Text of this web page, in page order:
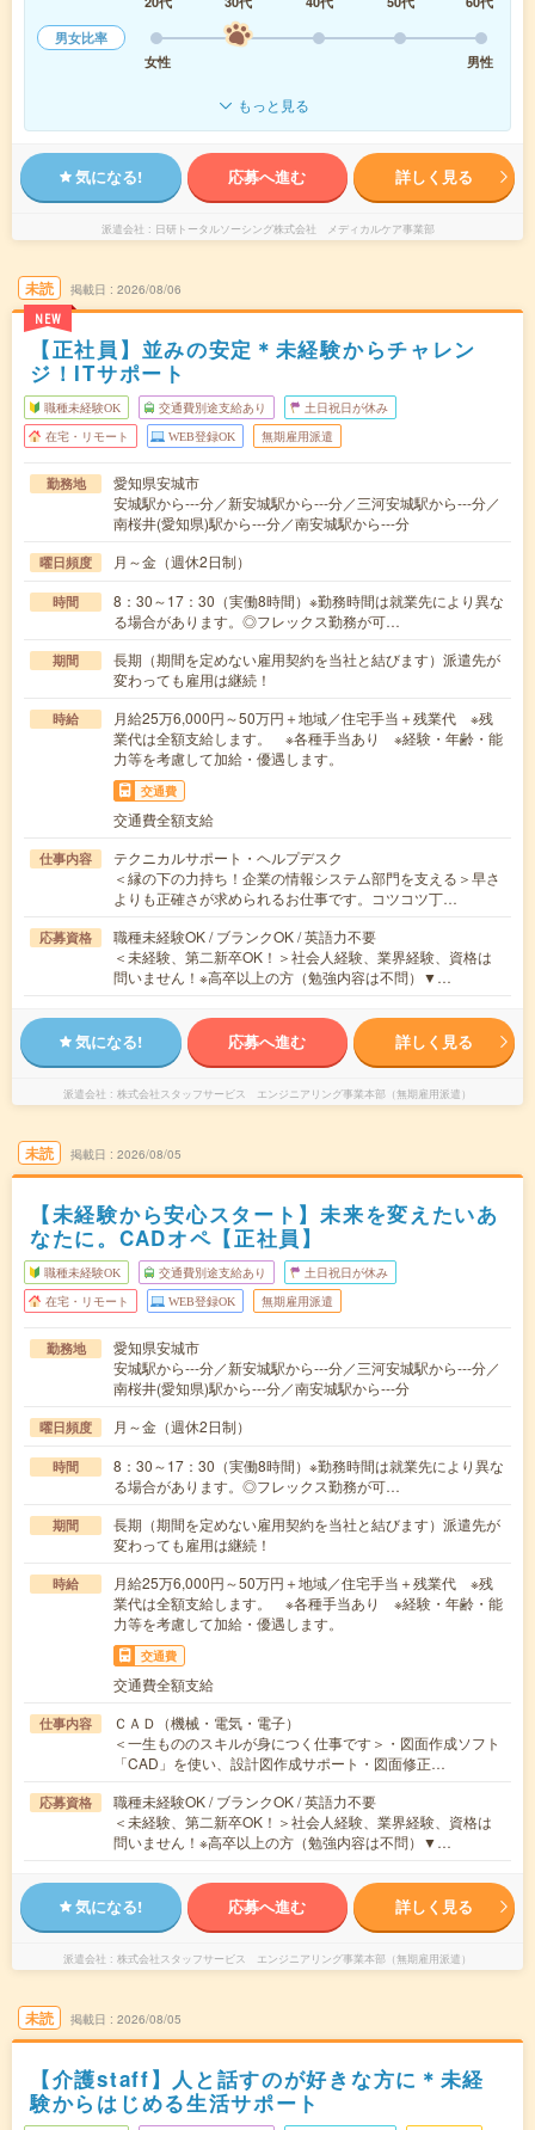
男女比率
女性
男性
もっと見る
気になる! 応募へ進む 詳しく見る
派遣会社 日研トータルソーシング株式会社 メディカルケア事業部
未読
NEW
掲載日 2026/08/06
【正社員】並みの安定＊未経験からチャレン
ジ！ITサポート
職種未経験OK 交通費別途支給あり 土日祝日が休み
在宅・リモート WEB登録OK 無期雇用派遣
勤務地
愛知県安城市
安城駅から---分／新安城駅から---分／三河安城駅から---分／
南桜井(愛知県)駅から---分／南安城駅から---分
曜日頻度 月～金（週休2日制）
時間
8：30～17：30（実働8時間）※勤務時間は就業先により異な
る場合があります。◎フレックス勤務が可…
期間
長期（期間を定めない雇用契約を当社と結びます）派遣先が
変わっても雇用は継続！
時給
月給25万6,000円～50万円＋地域／住宅手当＋残業代 ※残
業代は全額支給します。 ※各種手当あり ※経験・年齢・能
力等を考慮して加給・優遇します。
交通費
交通費全額支給
仕事内容
テクニカルサポート・ヘルプデスク
＜縁の下の力持ち！企業の情報システム部門を支える＞早さ
よりも正確さが求められるお仕事です。コツコツ丁…
応募資格
職種未経験OK / ブランクOK / 英語力不要
＜未経験、第二新卒OK！＞社会人経験、業界経験、資格は
問いません！※高卒以上の方（勉強内容は不問）▼…
気になる! 応募へ進む 詳しく見る
派遣会社 株式会社スタッフサービス エンジニアリング事業本部（無期雇用派遣）
未読 掲載日 2026/08/05
【未経験から安心スタート】未来を変えたいあ
なたに。CADオペ【正社員】
職種未経験OK 交通費別途支給あり 土日祝日が休み
在宅・リモート WEB登録OK 無期雇用派遣
勤務地
愛知県安城市
安城駅から---分／新安城駅から---分／三河安城駅から---分／
南桜井(愛知県)駅から---分／南安城駅から---分
曜日頻度 月～金（週休2日制）
時間
8：30～17：30（実働8時間）※勤務時間は就業先により異な
る場合があります。◎フレックス勤務が可…
期間
長期（期間を定めない雇用契約を当社と結びます）派遣先が
変わっても雇用は継続！
時給
月給25万6,000円～50万円＋地域／住宅手当＋残業代 ※残
業代は全額支給します。 ※各種手当あり ※経験・年齢・能
力等を考慮して加給・優遇します。
交通費
交通費全額支給
仕事内容
ＣＡＤ（機械・電気・電子）
＜一生もののスキルが身につく仕事です＞・図面作成ソフト
「CAD」を使い、設計図作成サポート・図面修正…
応募資格
職種未経験OK / ブランクOK / 英語力不要
＜未経験、第二新卒OK！＞社会人経験、業界経験、資格は
問いません！※高卒以上の方（勉強内容は不問）▼…
気になる! 応募へ進む 詳しく見る
派遣会社 株式会社スタッフサービス エンジニアリング事業本部（無期雇用派遣）
未読 掲載日 2026/08/05
【介護staff】人と話すのが好きな方に＊未経
験からはじめる生活サポート